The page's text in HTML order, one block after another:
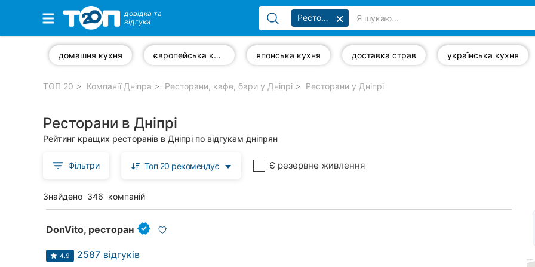
Обрані компанії
Ветеринарні клініки
Автошколи
Ресторани
Всі рубрики
довідка та
відгуки
Ресторани
домашня кухня європейська кухня японська кухня доставка страв українська кухня
ТОП 20 Компанії Дніпра Ресторани, кафе, бари у Дніпрі Ресторани у Дніпрі
Ресторани в Дніпрі
Рейтинг кращих ресторанів в Дніпрі по відгукам дніпрян
Фільтри Топ 20 рекомендує Є резервне живлення
Знайдено 346 компаній
DonVito, ресторан
4.9 2587 відгуків